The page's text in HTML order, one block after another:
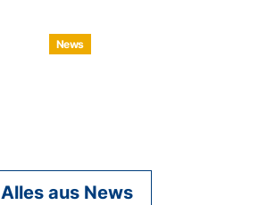
News
Alles aus News